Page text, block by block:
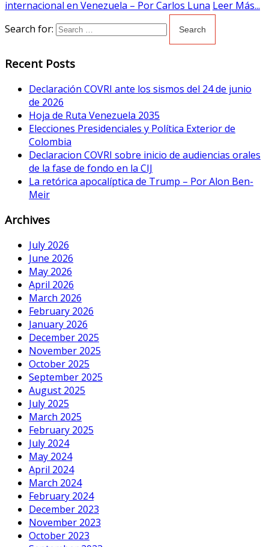
internacional en Venezuela – Por Carlos Luna Leer Más...
Search for:
Recent Posts
Declaración COVRI ante los sismos del 24 de junio
de 2026
Hoja de Ruta Venezuela 2035
Elecciones Presidenciales y Política Exterior de
Colombia
Declaracion COVRI sobre inicio de audiencias orales
de la fase de fondo en la CIJ
La retórica apocalíptica de Trump – Por Alon Ben-
Meir
Archives
July 2026
June 2026
May 2026
April 2026
March 2026
February 2026
January 2026
December 2025
November 2025
October 2025
September 2025
August 2025
July 2025
March 2025
February 2025
July 2024
May 2024
April 2024
March 2024
February 2024
December 2023
November 2023
October 2023